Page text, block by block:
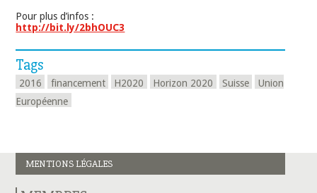
Pour plus d’infos :
http://bit.ly/2bhOUC3
Tags
2016 financement H2020 Horizon 2020 Suisse
Union
Européenne
MENTIONS LÉGALES